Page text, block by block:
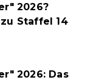
2026?
Staffel 14
2026: Das